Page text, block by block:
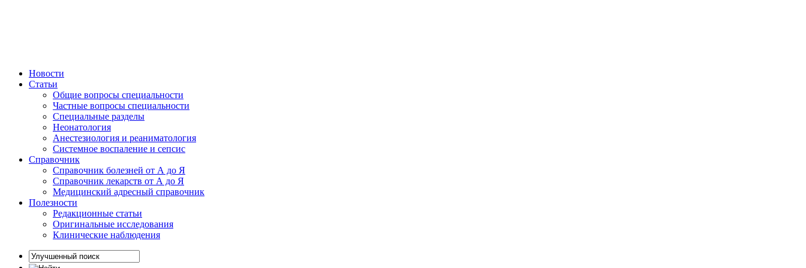
Новости
Статьи
Общие вопросы специальности
Частные вопросы специальности
Специальные разделы
Неонатология
Анестезиология и реаниматология
Системное воспаление и сепсис
Справочник
Справочник болезней от А до Я
Справочник лекарств от А до Я
Медицинский адресный справочник
Полезности
Редакционные статьи
Оригинальные исследования
Клинические наблюдения